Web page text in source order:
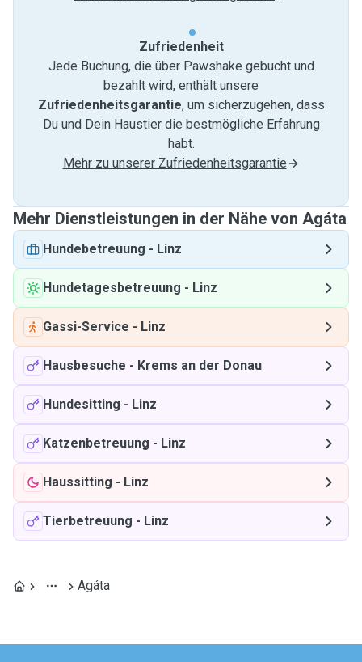
Zufriedenheit
Jede Buchung, die über Pawshake gebucht und
bezahlt wird, enthält unsere
Zufriedenheitsgarantie, um sicherzugehen, dass
Du und Dein Haustier die bestmögliche Erfahrung
habt.
Mehr zu unserer Zufriedenheitsgarantie
Mehr Dienstleistungen in der Nähe von Agáta
Hundebetreuung - Linz
Hundetagesbetreuung - Linz
Gassi-Service - Linz
Hausbesuche - Krems an der Donau
Hundesitting - Linz
Katzenbetreuung - Linz
Haussitting - Linz
Tierbetreuung - Linz
Agáta